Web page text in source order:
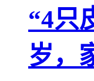
“4只
岁，